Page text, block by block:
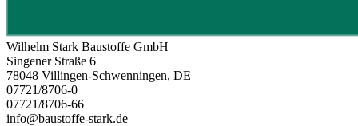
Wilhelm Stark Baustoffe GmbH
Singener Straße 6
78048 Villingen-Schwenningen, DE
07721/8706-0
07721/8706-66
info@baustoffe-stark.de